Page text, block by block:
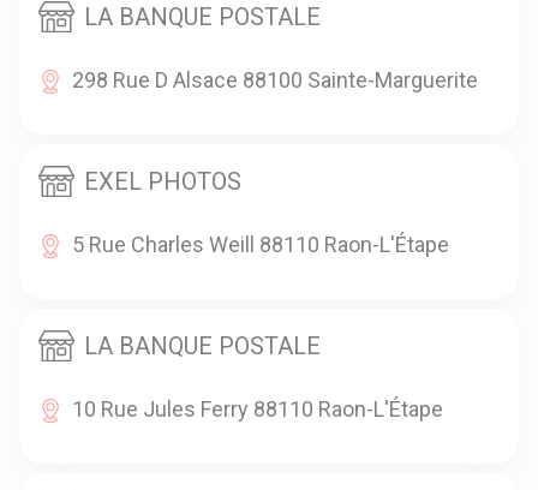
LA BANQUE POSTALE
298 Rue D Alsace 88100 Sainte-Marguerite
EXEL PHOTOS
5 Rue Charles Weill 88110 Raon-L'Étape
LA BANQUE POSTALE
10 Rue Jules Ferry 88110 Raon-L'Étape